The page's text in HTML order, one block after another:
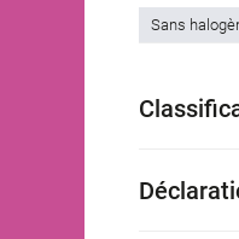
Sans